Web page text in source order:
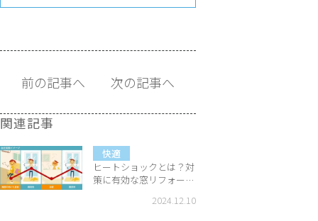
前の記事へ 次の記事へ
関連記事
ヒートショックとは？対
策に有効な窓リフォーム
快適
2024.12.10